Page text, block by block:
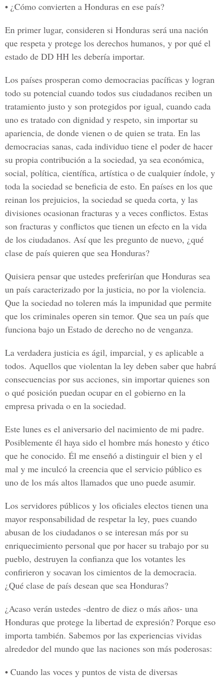
• ¿Cómo convierten a Honduras en ese país?
En primer lugar, consideren si Honduras será una nación
que respeta y protege los derechos humanos, y por qué el
estado de DD HH les debería importar.
Los países prosperan como democracias pacíficas y logran
todo su potencial cuando todos sus ciudadanos reciben un
tratamiento justo y son protegidos por igual, cuando cada
uno es tratado con dignidad y respeto, sin importar su
apariencia, de donde vienen o de quien se trata. En las
democracias sanas, cada individuo tiene el poder de hacer
su propia contribución a la sociedad, ya sea económica,
social, política, científica, artística o de cualquier índole, y
toda la sociedad se beneficia de esto. En países en los que
reinan los prejuicios, la sociedad se queda corta, y las
divisiones ocasionan fracturas y a veces conflictos. Estas
son fracturas y conflictos que tienen un efecto en la vida
de los ciudadanos. Así que les pregunto de nuevo, ¿qué
clase de país quieren que sea Honduras?
Quisiera pensar que ustedes preferirían que Honduras sea
un país caracterizado por la justicia, no por la violencia.
Que la sociedad no toleren más la impunidad que permite
que los criminales operen sin temor. Que sea un país que
funciona bajo un Estado de derecho no de venganza.
La verdadera justicia es ágil, imparcial, y es aplicable a
todos. Aquellos que violentan la ley deben saber que habrá
consecuencias por sus acciones, sin importar quienes son
o qué posición puedan ocupar en el gobierno en la
empresa privada o en la sociedad.
Este lunes es el aniversario del nacimiento de mi padre.
Posiblemente él haya sido el hombre más honesto y ético
que he conocido. Él me enseñó a distinguir el bien y el
mal y me inculcó la creencia que el servicio público es
uno de los más altos llamados que uno puede asumir.
Los servidores públicos y los oficiales electos tienen una
mayor responsabilidad de respetar la ley, pues cuando
abusan de los ciudadanos o se interesan más por su
enriquecimiento personal que por hacer su trabajo por su
pueblo, destruyen la confianza que los votantes les
confirieron y socavan los cimientos de la democracia.
¿Qué clase de país desean que sea Honduras?
¿Acaso verán ustedes -dentro de diez o más años- una
Honduras que protege la libertad de expresión? Porque eso
importa también. Sabemos por las experiencias vividas
alrededor del mundo que las naciones son más poderosas:
• Cuando las voces y puntos de vista de diversas